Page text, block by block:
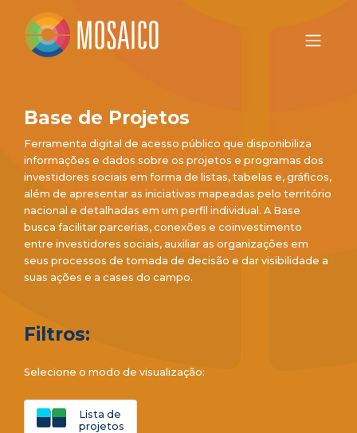
Base de Projetos
Ferramenta digital de acesso público que disponibiliza
informações e dados sobre os projetos e programas dos
investidores sociais em forma de listas, tabelas e, gráficos,
além de apresentar as iniciativas mapeadas pelo território
nacional e detalhadas em um perfil individual. A Base
busca facilitar parcerias, conexões e coinvestimento
entre investidores sociais, auxiliar as organizações em
seus processos de tomada de decisão e dar visibilidade a
suas ações e a cases do campo.
Filtros:
Selecione o modo de visualização:
Lista de
projetos